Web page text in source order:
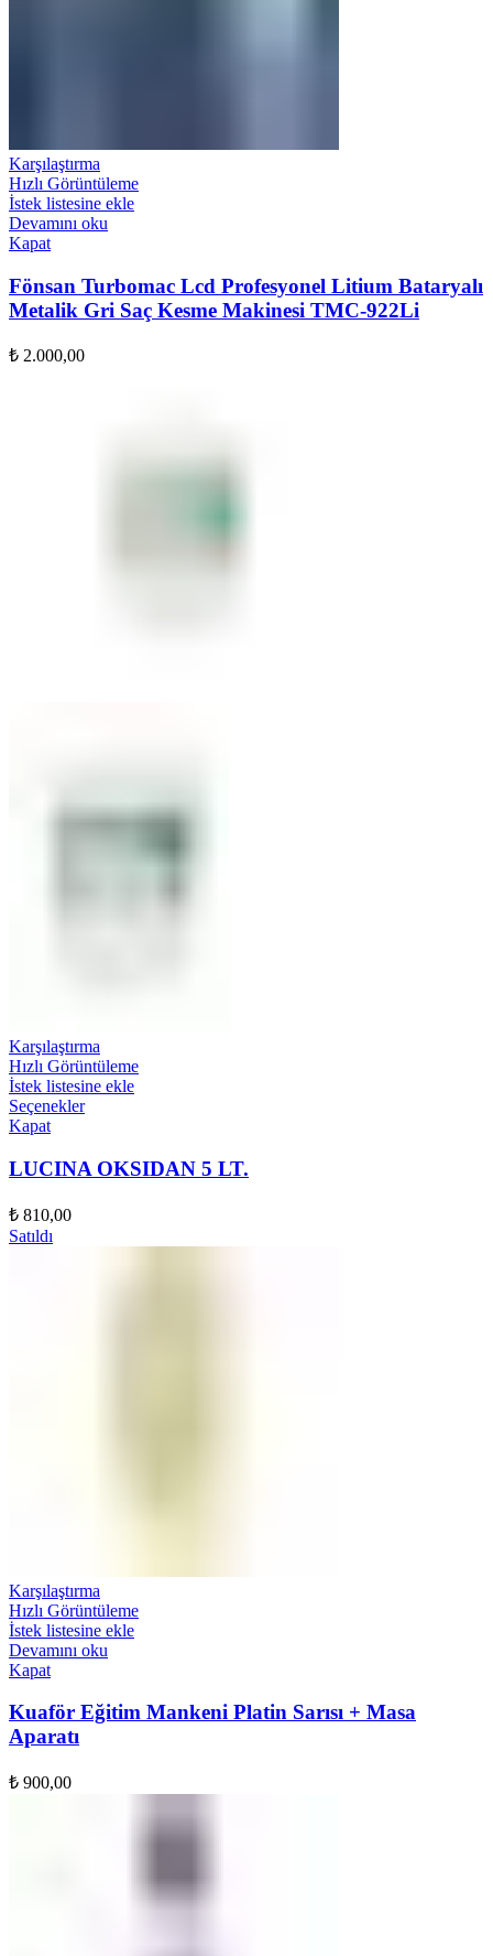
Karşılaştırma
Hızlı Görüntüleme
İstek listesine ekle
Devamını oku
Kapat
Fönsan Turbomac Lcd Profesyonel Litium Bataryalı
Metalik Gri Saç Kesme Makinesi TMC-922Li
₺ 2.000,00
Karşılaştırma
Hızlı Görüntüleme
İstek listesine ekle
Seçenekler
Kapat
LUCINA OKSIDAN 5 LT.
₺ 810,00
Satıldı
Karşılaştırma
Hızlı Görüntüleme
İstek listesine ekle
Devamını oku
Kapat
Kuaför Eğitim Mankeni Platin Sarısı + Masa
Aparatı
₺ 900,00